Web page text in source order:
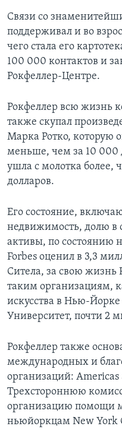
Связи со
поддерживал и во
чего стала его
100 000 контактов и
Рокфеллер-Центре.
Рокфеллер всю жизнь
также скупал
Марка Ротко, которую
меньше, чем за 10 000
ушла с молотка более,
долларов.
Его состояние,
недвижимость, долю в
активы, по состоянию
Forbes оценил в 3,3
Ситела, за свою жизнь
таким организациям,
искусства в Нью-
Университет, почти 2
Рокфеллер также
международных и
организаций: Americas
Трехстороннюю
организацию помощи
ньюйоркцам New York